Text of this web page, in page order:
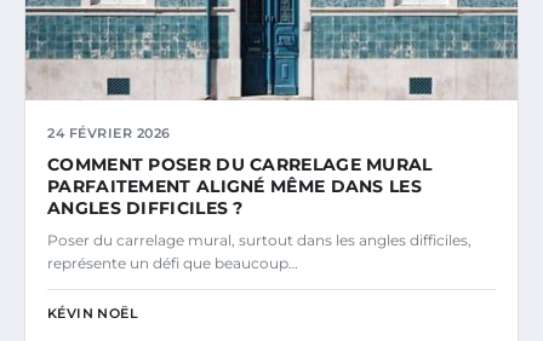
24 FÉVRIER 2026
COMMENT POSER DU CARRELAGE MURAL
PARFAITEMENT ALIGNÉ MÊME DANS LES
ANGLES DIFFICILES ?
Poser du carrelage mural, surtout dans les angles difficiles,
représente un défi que beaucoup…
KÉVIN NOËL